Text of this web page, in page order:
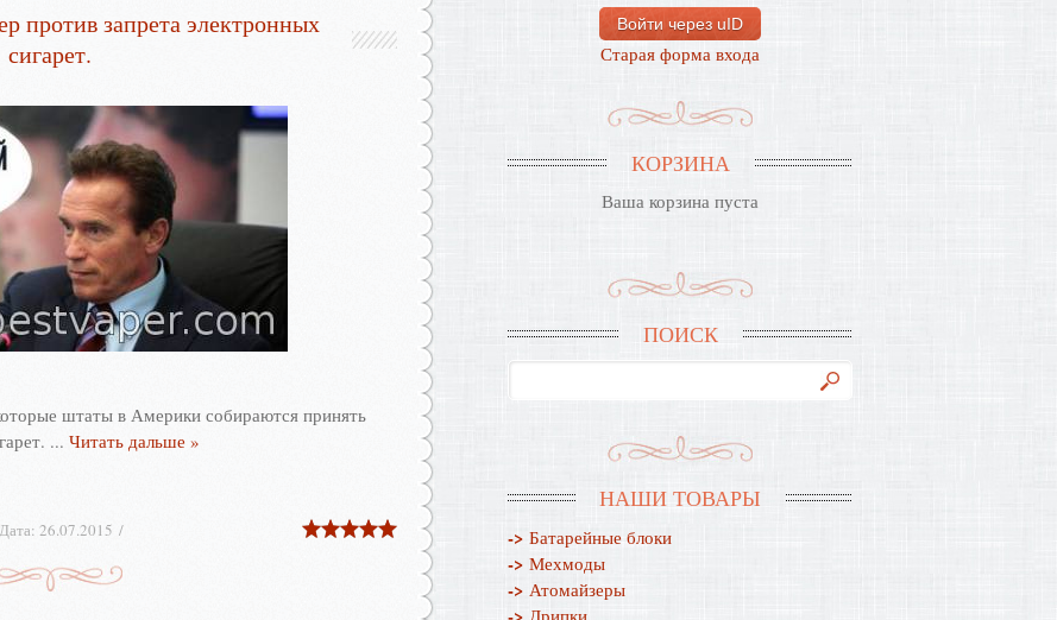
против запрета электронных
сигарет.
штаты в Америки собираются принять
... Читать дальше »
Дата: 26.07.2015
Войти через uID
Старая форма входа
КОРЗИНА
Ваша корзина пуста
ПОИСК
НАШИ ТОВАРЫ
-> Батарейные блоки
-> Мехмоды
-> Атомайзеры
Дрипки